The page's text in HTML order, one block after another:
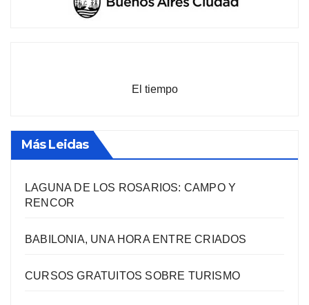
El tiempo
Más Leidas
LAGUNA DE LOS ROSARIOS: CAMPO Y
RENCOR
BABILONIA, UNA HORA ENTRE CRIADOS
CURSOS GRATUITOS SOBRE TURISMO